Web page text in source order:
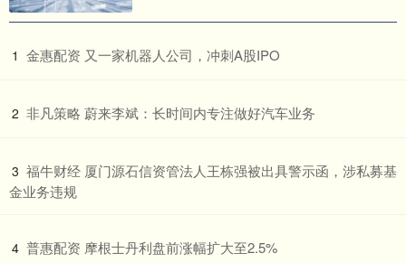
1 ​金惠配资 又一家机器人公司，冲刺A股IPO
2 ​非凡策略 蔚来李斌：长时间内专注做好汽车业务
3 ​福牛财经 厦门源石信资管法人王栋强被出具警示函，涉私募基
金业务违规
4 ​普惠配资 摩根士丹利盘前涨幅扩大至2.5%